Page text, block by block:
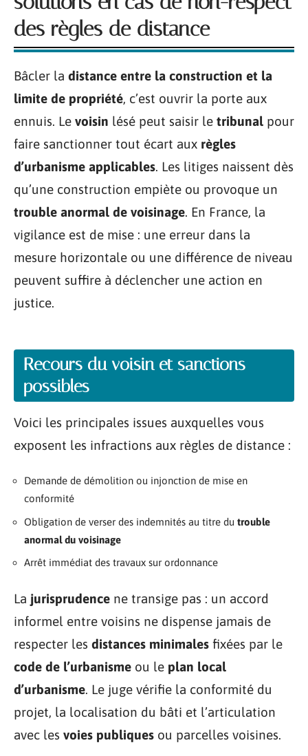
des règles de distance
Bâcler la distance entre la construction et la
limite de propriété, c’est ouvrir la porte aux
ennuis. Le voisin lésé peut saisir le tribunal pour
faire sanctionner tout écart aux règles
d’urbanisme applicables. Les litiges naissent dès
qu’une construction empiète ou provoque un
trouble anormal de voisinage. En France, la
vigilance est de mise : une erreur dans la
mesure horizontale ou une différence de niveau
peuvent suffire à déclencher une action en
justice.
Recours du voisin et sanctions
possibles
Voici les principales issues auxquelles vous
exposent les infractions aux règles de distance :
Demande de démolition ou injonction de mise en
conformité
Obligation de verser des indemnités au titre du trouble
anormal du voisinage
Arrêt immédiat des travaux sur ordonnance
La jurisprudence ne transige pas : un accord
informel entre voisins ne dispense jamais de
respecter les distances minimales fixées par le
code de l’urbanisme ou le plan local
d’urbanisme. Le juge vérifie la conformité du
projet, la localisation du bâti et l’articulation
avec les voies publiques ou parcelles voisines.